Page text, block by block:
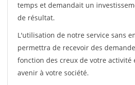
temps et demandait un
de résultat.
L'utilisation de notre service sans
permettra de recevoir des
fonction des creux de votre activité
avenir à votre société.